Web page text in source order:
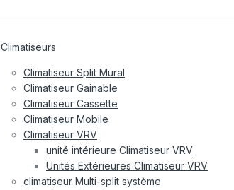
Climatiseurs
Climatiseur Split Mural
Climatiseur Gainable
Climatiseur Cassette
Climatiseur Mobile
Climatiseur VRV
unité intérieure Climatiseur VRV
Unités Extérieures Climatiseur VRV
climatiseur Multi-split système